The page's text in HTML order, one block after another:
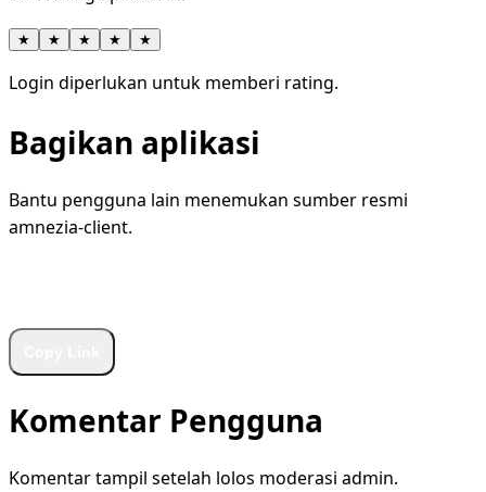
★ ★ ★ ★ ★
Login diperlukan untuk memberi rating.
Bagikan aplikasi
Bantu pengguna lain menemukan sumber resmi
amnezia-client.
Komentar Pengguna
Komentar tampil setelah lolos moderasi admin.